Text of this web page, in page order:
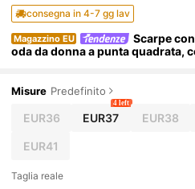
consegna in 4-7 gg lav
Magazzino EU
Scarpe
oda da donna a punta quadrata,
Misure Predefinito
EUR36 EUR37
4 left
EUR38
EUR41
Taglia reale